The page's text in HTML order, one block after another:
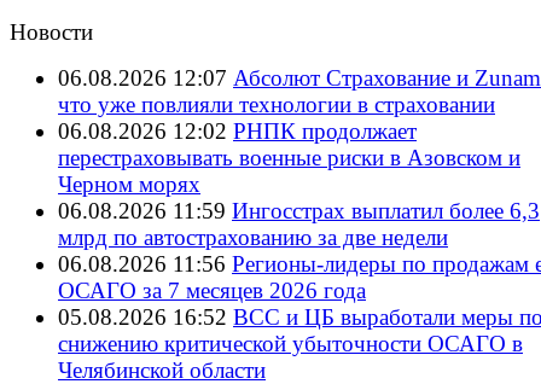
Новости
06.08.2026 12:07 Абсолют Страхование и
что уже повлияли технологии в страховании
06.08.2026 12:02 РНПК продолжает
перестраховывать военные риски в Азовском и
Черном морях
06.08.2026 11:59 Ингосстрах выплатил более 6,3
млрд по автострахованию за две недели
06.08.2026 11:56 Регионы-лидеры по продажам
ОСАГО за 7 месяцев 2026 года
05.08.2026 16:52 ВСС и ЦБ выработали меры
снижению критической убыточности ОСАГО в
Челябинской области